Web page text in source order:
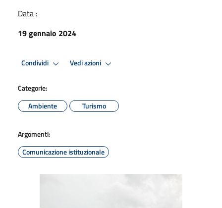
Data :
19 gennaio 2024
Condividi Vedi azioni
Categorie:
Ambiente
Turismo
Argomenti:
Comunicazione istituzionale